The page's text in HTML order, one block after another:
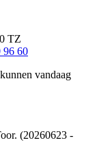
TZ
96 60
vandaag
(20260623 -